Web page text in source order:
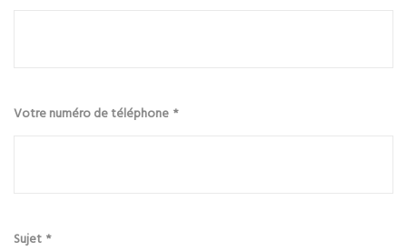
Votre numéro de téléphone *
Sujet *